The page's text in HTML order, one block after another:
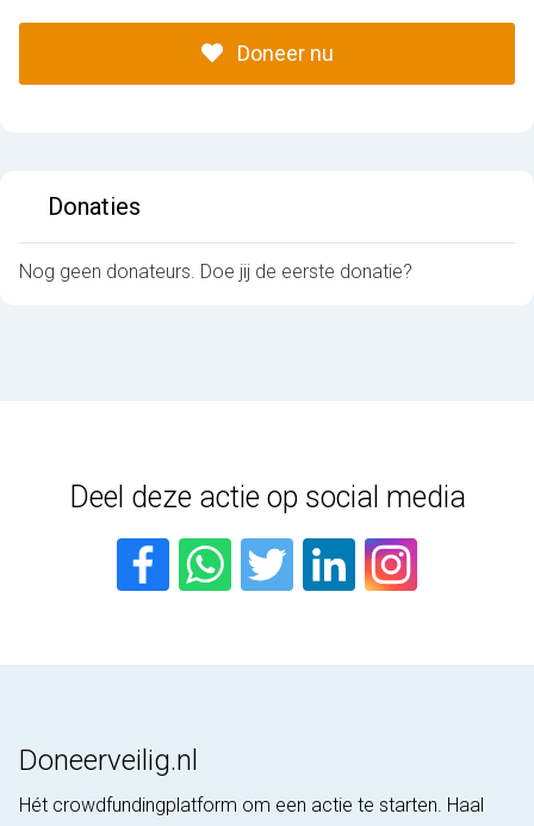
Doneer nu
Donaties
Nog geen donateurs. Doe jij de eerste donatie?
Deel deze actie op social media
Doneerveilig.nl
Hét crowdfundingplatform om een actie te starten. Haal